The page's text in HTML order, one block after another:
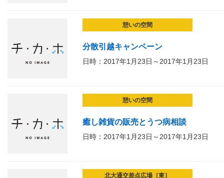
憩いの空間
分散引越キャンペーン
日時：2017年1月23日～2017年1月23日
憩いの空間
癒し雑貨の販売とうつ病相談
日時：2017年1月23日～2017年1月23日
北大通交差点広場［東］